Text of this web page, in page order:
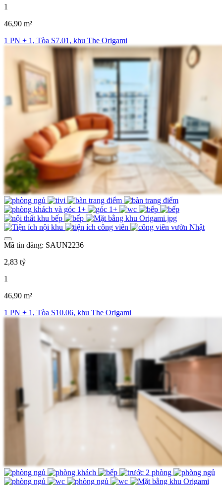
1
46,90 m²
1 PN + 1, Tòa S7.01, khu The Origami
Mã tin đăng: SAUN2236
2,83 tỷ
1
46,90 m²
1 PN + 1, Tòa S10.06, khu The Origami